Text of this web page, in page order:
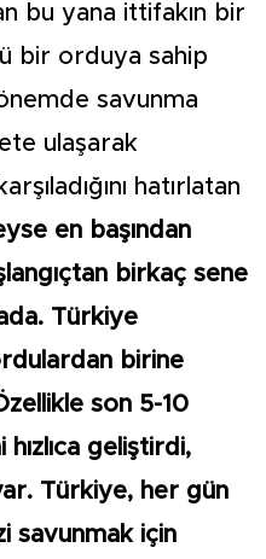
bu yana ittifakın bir
bir orduya sahip
savunma
ulaşarak
hatırlatan
en başından
birkaç sene
Türkiye
birine
son 5-10
hızlıca geliştirdi,
Türkiye, her gün
savunmak için